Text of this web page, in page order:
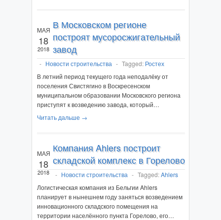
МАЯ
18
2018
В Московском регионе
построят мусоросжигательный
завод
- Новости строительства - Tagged: Ростех
В летний период текущего года неподалёку от
поселения Свистягино в Воскресенском
муниципальном образовании Московского региона
приступят к возведению завода, который…
Читать дальше →
МАЯ
18
2018
Компания Ahlers построит
складской комплекс в Горелово
- Новости строительства - Tagged:Ahlers
Логистическая компания из Бельгии Ahlers
планирует в нынешнем году заняться возведением
инновационного складского помещения на
территории населённого пункта Горелово, его…